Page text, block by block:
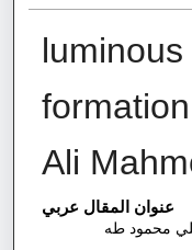
Ali
عنوان المقال عربي
محمود طه